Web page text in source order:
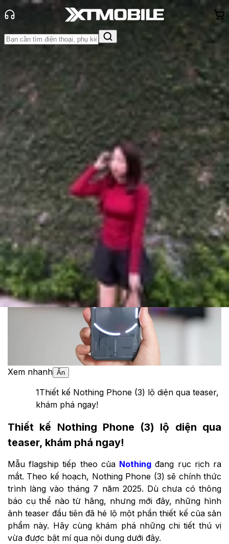
Tin tức
Tin Mới
Tin Mới
Đánh Giá - Trên Tay So Sánh Tư vấn
Khuyến
mãiThủ thuật Hỏi đáp App - Game Thông báo
Khách
hàng - Sự kiện
Nothing Phone (3) hé lộ thiết kế đầu
tiên, lộ diện nhiều chi tiết thú vị
Anh Thư
Ngày đăng:
29/05/2025
Cập nhật: 29/05/2025
Theo dõi XTMobile trên
Xem nhanh Ẩn
1Thiết kế Nothing Phone (3) lộ diện qua teaser,
khám phá ngay!
Thiết kế Nothing Phone (3) lộ diện qua
teaser, khám phá ngay!
Mẫu flagship tiếp theo của Nothing đang rục rịch ra
mắt. Theo kế hoạch, Nothing Phone (3) sẽ chính thức
trình làng vào tháng 7 năm 2025. Dù chưa có thông
báo cụ thể nào từ hãng, nhưng mới đây, những hình
ảnh teaser đầu tiên đã hé lộ một phần thiết kế của sản
phẩm này. Hãy cùng khám phá những chi tiết thú vị
vừa được bật mí qua nội dung dưới đây.